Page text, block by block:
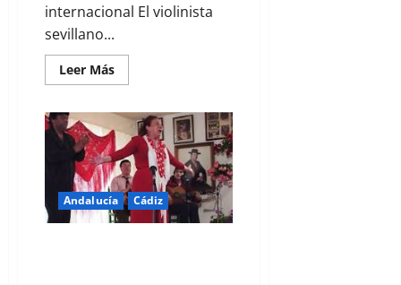
internacional El violinista
sevillano...
Leer MásLeer
más
JAVIER
COMESAÑA,
TALENTO
SEVILLANO
QUE
TRASCIENDE
FRONTERAS
MUSICALES
Andalucía Cádiz